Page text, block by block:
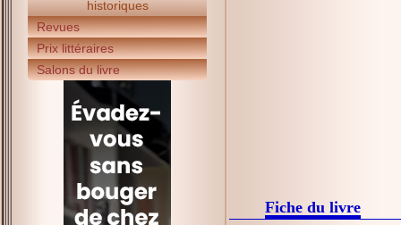
historiques
Revues
Prix littéraires
Salons du livre
Fiche du livre